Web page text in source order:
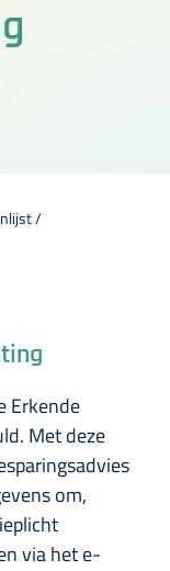
/
Erkende
Met deze
om,
via het e-